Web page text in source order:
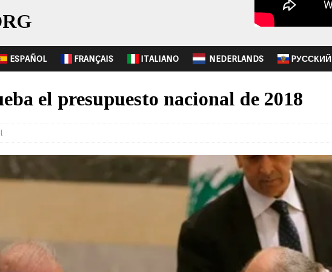
ESPAÑOL FRANÇAIS ITALIANO NEDERLANDS PУССКИЙ
el presupuesto nacional de 2018